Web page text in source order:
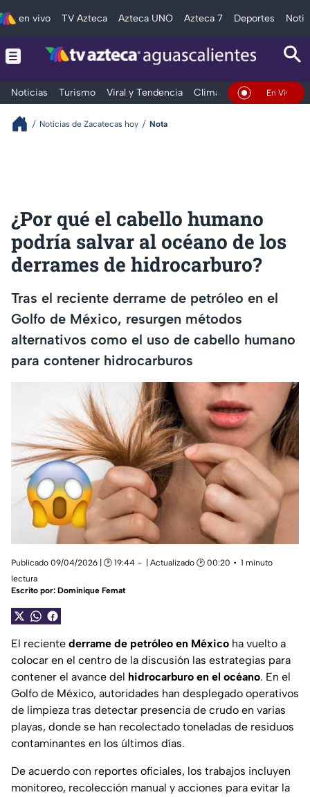
en vivo TV Azteca Azteca UNO Azteca 7 Deportes
Noticias Turismo Viral y Tendencia Clima DeportesEn Vivo
Noticias de Zacatecas hoy Nota
¿Por qué el cabello humano
podría salvar al océano de los
derrames de hidrocarburo?
Tras el reciente derrame de petróleo en el
Golfo de México, resurgen métodos
alternativos como el uso de cabello humano
para contener hidrocarburos
Publicado 09/04/2026 | 🕑 19:44 | Actualizado 🕑 00:20
1 minuto
lectura
Escrito por: Dominique Femat
El reciente derrame de petróleo en México ha vuelto a
colocar en el centro de la discusión las estrategias para
contener el avance del hidrocarburo en el océano. En el
Golfo de México, autoridades han desplegado operativos
de limpieza tras detectar presencia de crudo en varias
playas, donde se han recolectado toneladas de residuos
contaminantes en los últimos días.
De acuerdo con reportes oficiales, los trabajos incluyen
monitoreo, recolección manual y acciones para evitar la